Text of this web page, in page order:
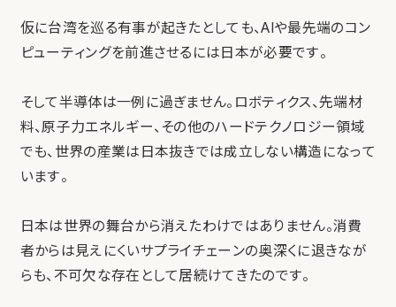
仮に台湾を巡る有事が起きたとしても、AIや最先端のコン
ピューティングを前進させるには日本が必要です。
そして半導体は一例に過ぎません。ロボティクス、先端材
料、原子力エネルギー、その他のハードテクノロジー領域
でも、世界の産業は日本抜きでは成立しない構造になって
います。
日本は世界の舞台から消えたわけではありません。消費
者からは見えにくいサプライチェーンの奥深くに退きなが
らも、不可欠な存在として居続けてきたのです。